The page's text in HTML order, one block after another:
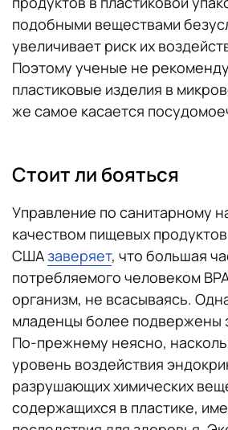
подобными веществами
увеличивает риск их
Поэтому ученые не
пластиковые изделия в
же самое касается
Стоит ли бояться
Управление по санитарному
качеством пищевых
СШАзаверяет, что большая
потребляемого человеком
организм, не всасываясь.
младенцы более подвержены
По-прежнему неясно,
уровень воздействия
разрушающих химических
содержащихся в пластике,